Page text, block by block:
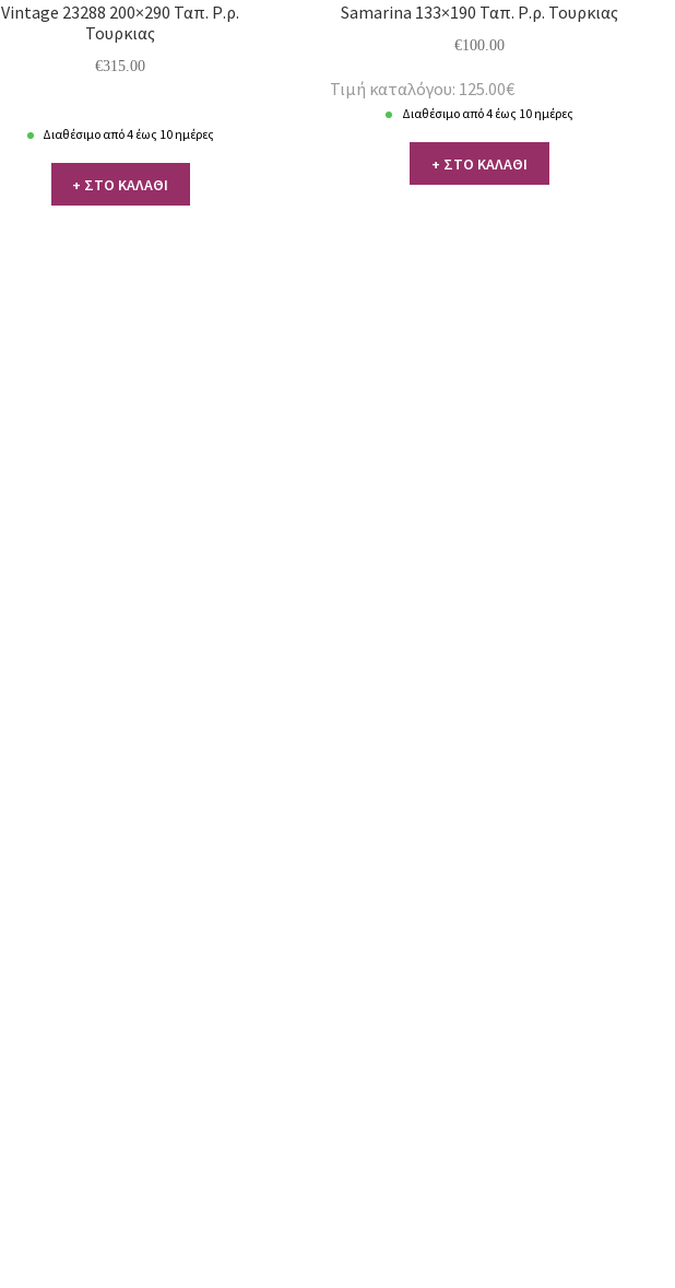
Vintage 23288 200×290 Ταπ. Ρ.ρ.
Τουρκιας
€315.00
Διαθέσιμο από 4 έως 10 ημέρες
+ ΣΤΟ ΚΑΛΑΘΙ
Samarina 133×190 Ταπ. Ρ.ρ. Τουρκιας
€100.00
Τιμή καταλόγου: 125.00€
Διαθέσιμο από 4 έως 10 ημέρες
+ ΣΤΟ ΚΑΛΑΘΙ